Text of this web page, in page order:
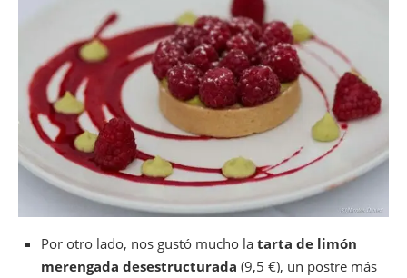
Por otro lado, nos gustó mucho la tarta de limón
merengada desestructurada (9,5 €), un postre más